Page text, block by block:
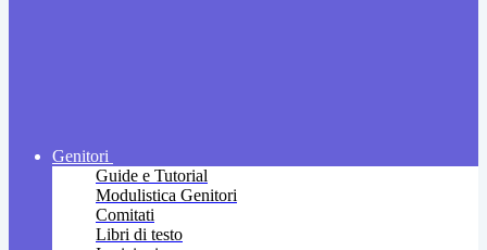
Genitori
Guide e Tutorial
Modulistica Genitori
Comitati
Libri di testo